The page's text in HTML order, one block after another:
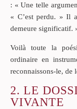
: « Une telle
« C’est perdu. » Il
demeure significatif.
Voilà toute la
ordinaire en
reconnaissons-le, de
2. LE
VIVANTE